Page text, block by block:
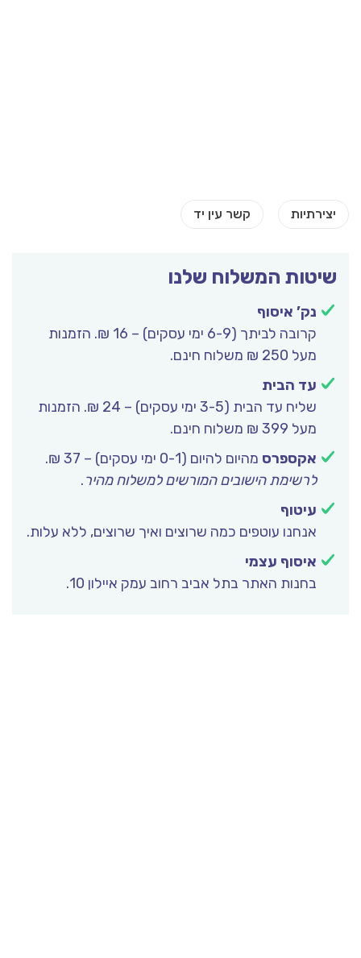
שיטות המשלוח שלנו
נק’ איסוף
קרובה לביתך (6-9 ימי עסקים) – 16 ₪. הזמנות
מעל 250 ₪ משלוח חינם.
עד הבית
שליח עד הבית (3-5 ימי עסקים) – 24 ₪. הזמנות
מעל 399 ₪ משלוח חינם.
אקספרס מהיום להיום (0-1 ימי עסקים) – 37 ₪.
לרשימת הישובים המורשים למשלוח מהיר.
עיטוף
אנחנו עוטפים כמה שרוצים ואיך שרוצים, ללא עלות.
איסוף עצמי
בחנות האתר בתל אביב רחוב עמק איילון 10.